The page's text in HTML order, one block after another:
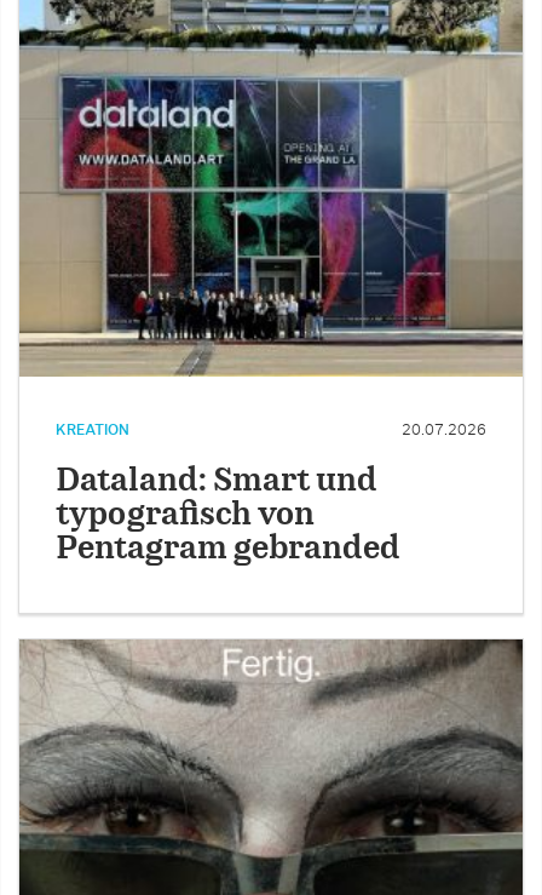
KREATION 20.07.2026
Dataland: Smart und
typografisch von
Pentagram gebranded